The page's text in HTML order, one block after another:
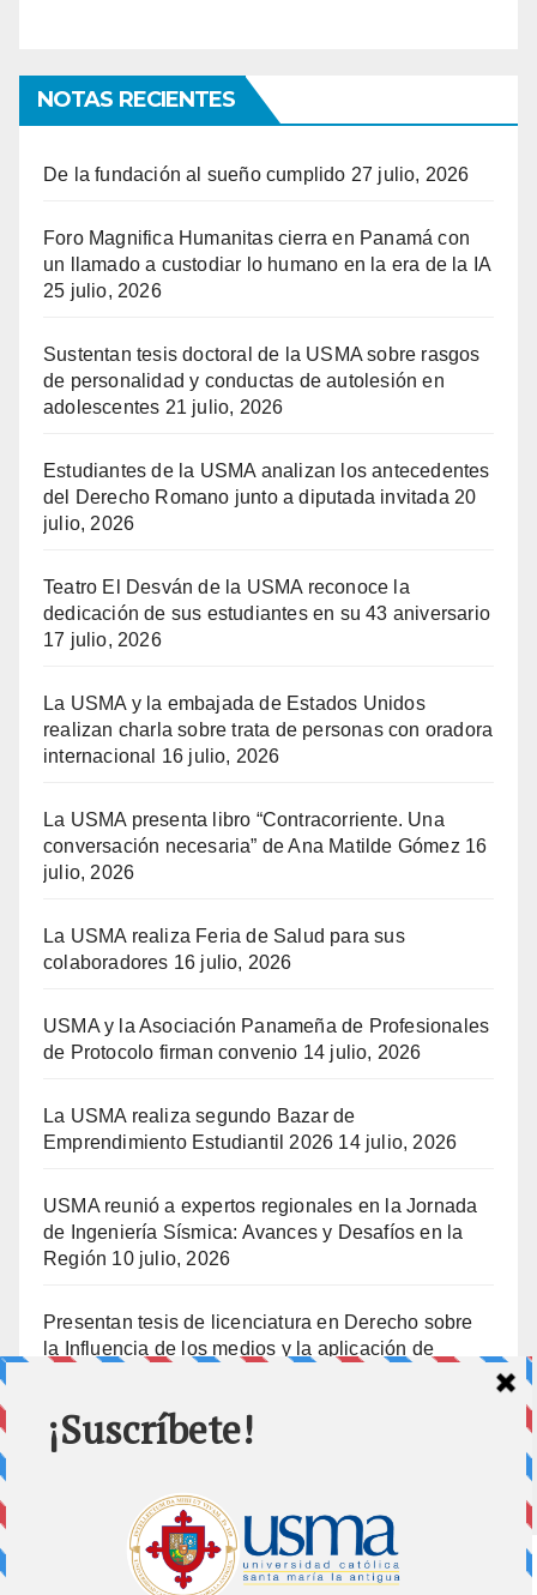
NOTAS RECIENTES
De la fundación al sueño cumplido 27 julio, 2026
Foro Magnifica Humanitas cierra en Panamá con
un llamado a custodiar lo humano en la era de la IA
25 julio, 2026
Sustentan tesis doctoral de la USMA sobre rasgos
de personalidad y conductas de autolesión en
adolescentes 21 julio, 2026
Estudiantes de la USMA analizan los antecedentes
del Derecho Romano junto a diputada invitada 20
julio, 2026
Teatro El Desván de la USMA reconoce la
dedicación de sus estudiantes en su 43 aniversario
17 julio, 2026
La USMA y la embajada de Estados Unidos
realizan charla sobre trata de personas con oradora
internacional
16 julio, 2026
La USMA presenta libro “Contracorriente. Una
conversación necesaria” de Ana Matilde Gómez 16
julio, 2026
La USMA realiza Feria de Salud para sus
colaboradores 16 julio, 2026
USMA y la Asociación Panameña de Profesionales
de Protocolo firman convenio 14 julio, 2026
La USMA realiza segundo Bazar de
Emprendimiento Estudiantil 2026 14 julio, 2026
USMA reunió a expertos regionales en la Jornada
de Ingeniería Sísmica: Avances y Desafíos en la
Región 10 julio, 2026
Presentan tesis de licenciatura en Derecho sobre
la Influencia de los medios y la aplicación de